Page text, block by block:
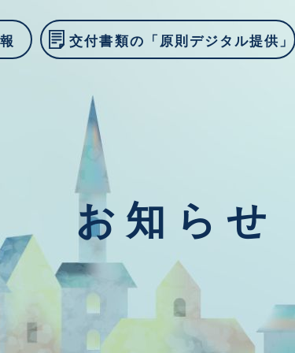
交付書類の「原則デジタル提供」
お知らせ